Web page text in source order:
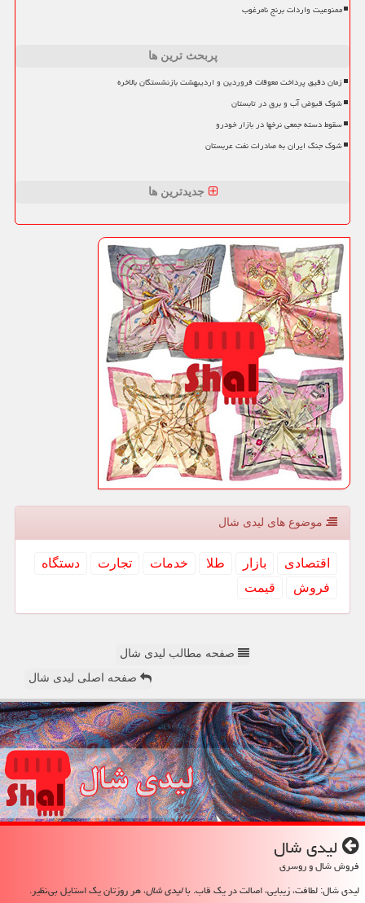
ممنوعیت واردات برنج نامرغوب
پربحث ترین ها
زمان دقیق پرداخت معوقات فروردین و اردیبهشت بازنشستگان بالاخره
شوک قبوض آب و برق در تابستان
سقوط دسته جمعی نرخها در بازار خودرو
شوک جنگ ایران به صادرات نفت عربستان
جدیدترین ها
موضوع های لیدی شال
اقتصادی بازار طلا خدمات تجارت
دستگاه
فروش
قیمت
صفحه مطالب لیدی شال
صفحه اصلی لیدی شال
لیدی شال
فروش شال و روسری
لیدی شال: لطافت، زیبایی، اصالت در یک قاب. بالیدی شال، هر روزتان یک استایل بی‌نظیر.